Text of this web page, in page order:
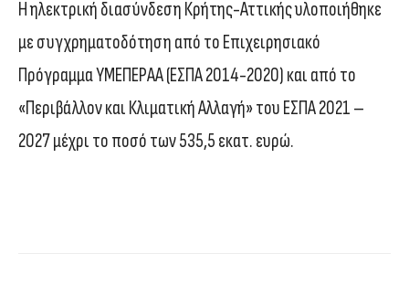
Η ηλεκτρική διασύνδεση Κρήτης-Αττικής υλοποιήθηκε
με συγχρηματοδότηση από το Επιχειρησιακό
Πρόγραμμα ΥΜΕΠΕΡΑΑ (ΕΣΠΑ 2014-2020) και από το
«Περιβάλλον και Κλιματική Αλλαγή» του ΕΣΠΑ 2021 –
2027 μέχρι το ποσό των 535,5 εκατ. ευρώ.